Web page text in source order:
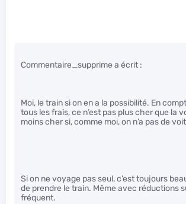
Commentaire_supprime a écrit :
Moi, le train si on en a la possibilité. En
tous les frais, ce n’est pas plus cher que la
moins cher si, comme moi, on n’a pas de
Si on ne voyage pas seul, c’est toujours
de prendre le train. Même avec réductions
fréquent.